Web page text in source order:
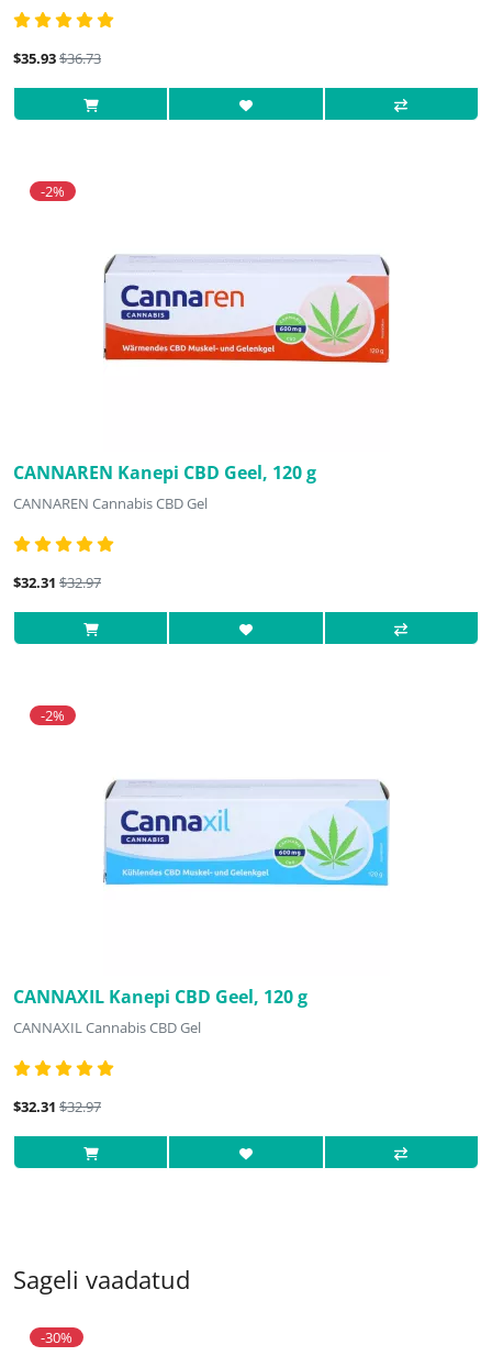
$35.93$36.73
-2%
CANNAREN Kanepi CBD Geel, 120 g
CANNAREN Cannabis CBD Gel
$32.31 $32.97
-2%
CANNAXIL Kanepi CBD Geel, 120 g
CANNAXIL Cannabis CBD Gel
$32.31 $32.97
Sageli vaadatud
-30%